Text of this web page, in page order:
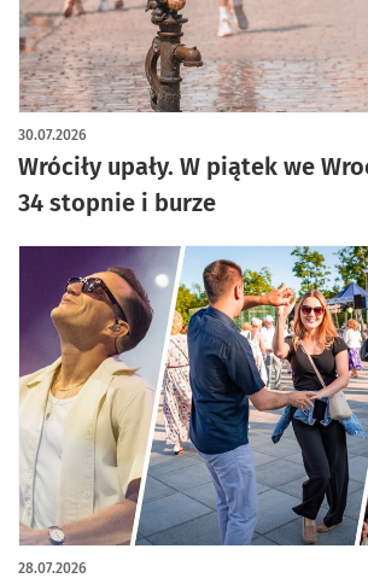
Wróciły upały. W piątek we
34 stopnie i burze
30.07.2026
28.07.2026